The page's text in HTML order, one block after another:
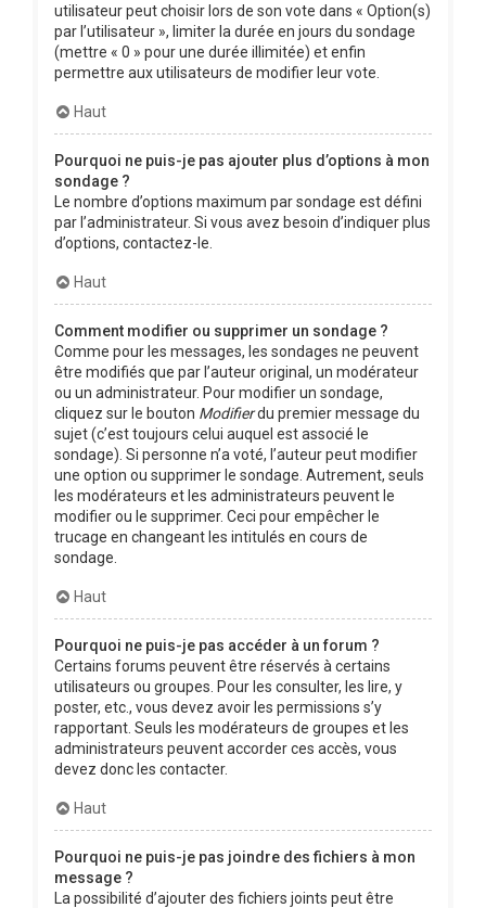
utilisateur peut choisir lors de son vote dans « Option(s)
par l’utilisateur », limiter la durée en jours du sondage
(mettre « 0 » pour une durée illimitée) et enfin
permettre aux utilisateurs de modifier leur vote.
Haut
Pourquoi ne puis-je pas ajouter plus d’options à mon
sondage ?
Le nombre d’options maximum par sondage est défini
par l’administrateur. Si vous avez besoin d’indiquer plus
d’options, contactez-le.
Haut
Comment modifier ou supprimer un sondage ?
Comme pour les messages, les sondages ne peuvent
être modifiés que par l’auteur original, un modérateur
ou un administrateur. Pour modifier un sondage,
cliquez sur le bouton Modifierdu premier message du
sujet (c’est toujours celui auquel est associé le
sondage). Si personne n’a voté, l’auteur peut modifier
une option ou supprimer le sondage. Autrement, seuls
les modérateurs et les administrateurs peuvent le
modifier ou le supprimer. Ceci pour empêcher le
trucage en changeant les intitulés en cours de
sondage.
Haut
Pourquoi ne puis-je pas accéder à un forum ?
Certains forums peuvent être réservés à certains
utilisateurs ou groupes. Pour les consulter, les lire, y
poster, etc., vous devez avoir les permissions s’y
rapportant. Seuls les modérateurs de groupes et les
administrateurs peuvent accorder ces accès, vous
devez donc les contacter.
Haut
Pourquoi ne puis-je pas joindre des fichiers à mon
message ?
La possibilité d’ajouter des fichiers joints peut être